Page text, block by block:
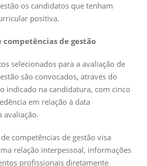
os candidatos que tenham
positiva.
competências de gestão
selecionados para a avaliação de
são convocados, através do
indicado na candidatura, com cinco
em relação à data
avaliação.
competências de gestão visa
relação interpessoal, informações
profissionais diretamente